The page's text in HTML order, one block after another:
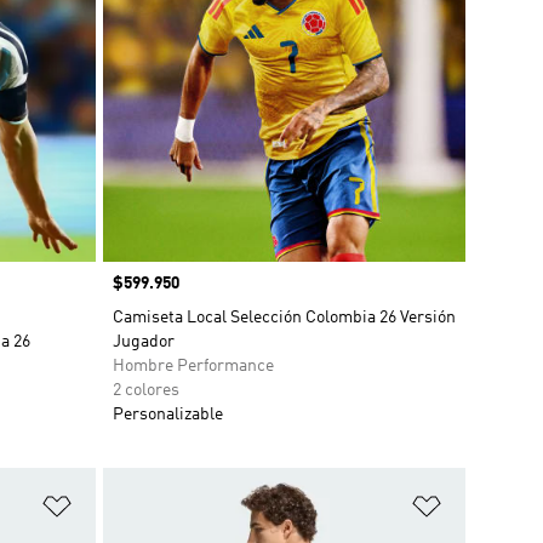
26
Precio
$599.950
Camiseta Local Selección Colombia 26 Versión
Jugador
Hombre Performance
2 colores
Personalizable
Añadir a la lista de deseos